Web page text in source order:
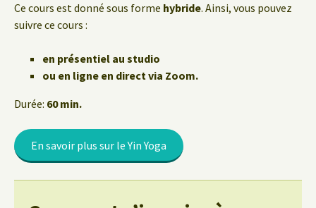
Ce cours est donné sous forme hybride. Ainsi, vous pouvez
suivre ce cours :
en présentiel au studio
ou en ligne en direct via Zoom.
Durée: 60 min.
En savoir plus sur le Yin Yoga